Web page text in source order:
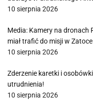
10 sierpnia 2026
Media: Kamery na dronach
miał trafić do misji w
10 sierpnia 2026
Zderzenie karetki i
utrudnienia!
10 sierpnia 2026